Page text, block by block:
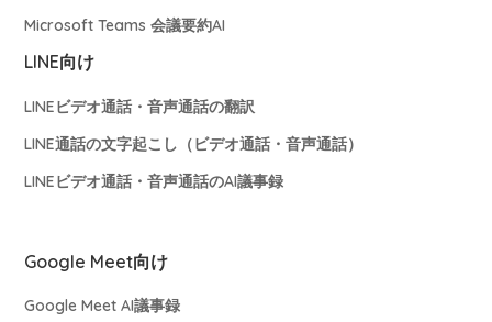
Microsoft Teams 会議要約AI
LINE向け
LINEビデオ通話・音声通話の翻訳
LINE通話の文字起こし（ビデオ通話・音声通話）
LINEビデオ通話・音声通話のAI議事録
Google Meet向け
Google Meet AI議事録